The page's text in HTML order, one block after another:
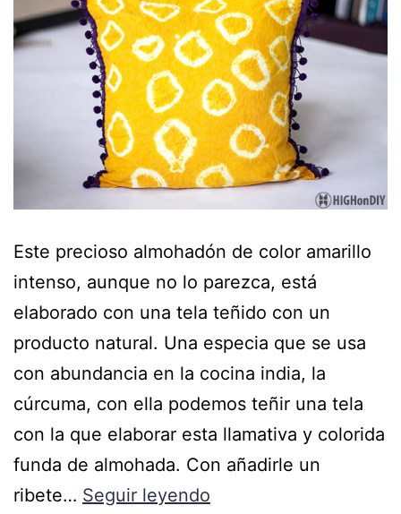
Este precioso almohadón de color amarillo
intenso, aunque no lo parezca, está
elaborado con una tela teñido con un
producto natural. Una especia que se usa
con abundancia en la cocina india, la
cúrcuma, con ella podemos teñir una tela
con la que elaborar esta llamativa y colorida
funda de almohada. Con añadirle un
ribete… Seguir leyendo